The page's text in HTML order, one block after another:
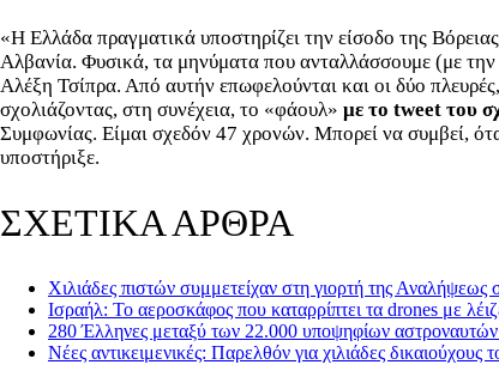
«Η Ελλάδα πραγματικά υποστηρίζει την είσοδο της
Αλβανία. Φυσικά, τα μηνύματα που ανταλλάσσουμε (με
Αλέξη Τσίπρα. Από αυτήν επωφελούνται και οι δύο
σχολιάζοντας, στη συνέχεια, το «φάουλ» με το tweet του
Συμφωνίας. Είμαι σχεδόν 47 χρονών. Μπορεί να συμβεί,
υποστήριξε.
ΣΧΕΤΙΚΑ ΑΡΘΡΑ
Χιλιάδες πιστών συμμετείχαν στη γιορτή της Αναλήψεως
Ισραήλ: Το αεροσκάφος που καταρρίπτει τα drones με
280 Έλληνες μεταξύ των 22.000 υποψηφίων
Νέες αντικειμενικές: Παρελθόν για χιλιάδες